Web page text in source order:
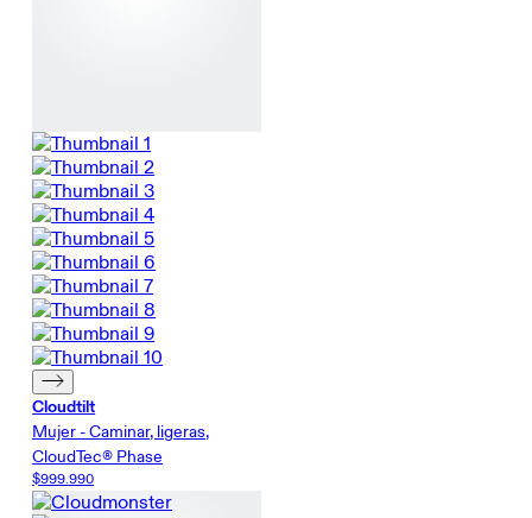
Cloudtilt
Mujer - Caminar, ligeras,
CloudTec® Phase
$999.990